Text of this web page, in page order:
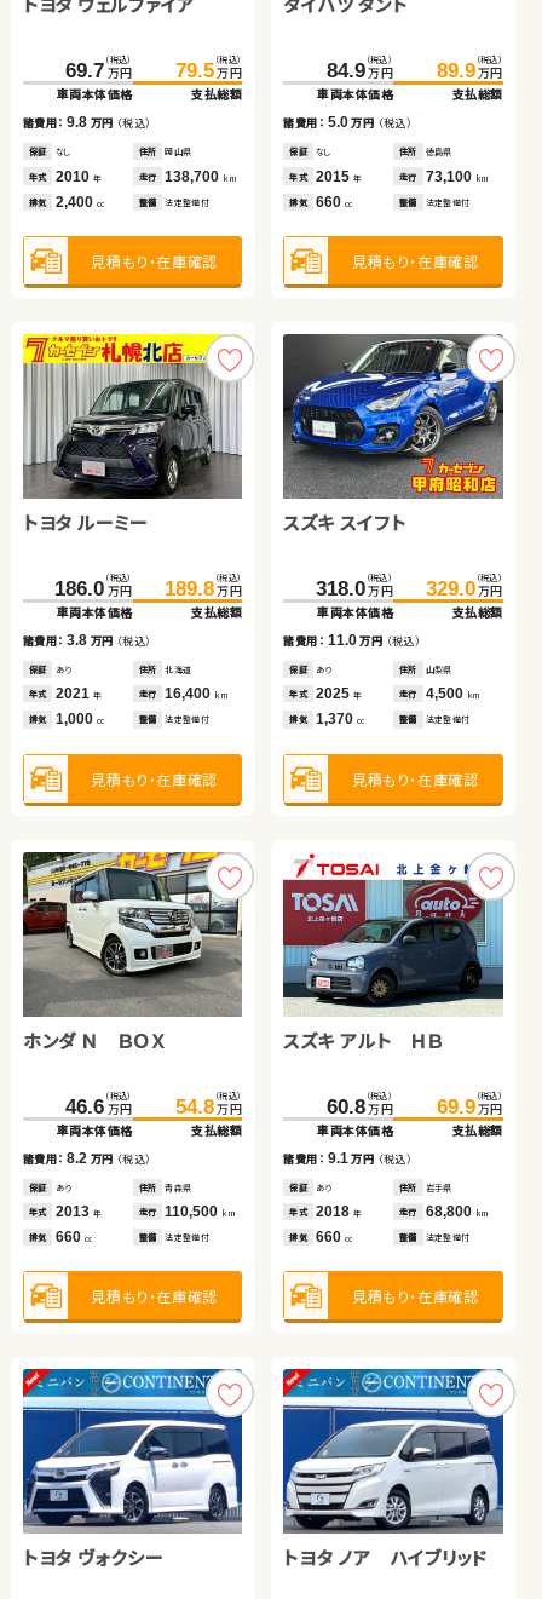
69.7 （税込）
万円
車両本体価格
79.5 （税込）
万円
支払総額
諸費用：9.8 万円 （税込）
保証 なし 住所 岡山県
年式 2010 年 走行 138,700 km
排気 2,400 cc 整備 法定整備付
見積もり・在庫確認
84.9 （税込）
万円
車両本体価格
89.9 （税込）
万円
支払総額
諸費用： 5.0万円 （税込）
保証 なし 住所 徳島県
年式 2015年 走行 73,100 km
排気 660cc 整備 法定整備付
見積もり・在庫確認
トヨタ ルーミー
186.0 （税込）
万円
車両本体価格
189.8 （税込）
万円
支払総額
諸費用：3.8 万円 （税込）
保証 あり 住所 北海道
年式 2021 年 走行 16,400 km
排気 1,000 cc 整備 法定整備付
見積もり・在庫確認
スズキ スイフト
318.0 （税込）
万円
車両本体価格
329.0 （税込）
万円
支払総額
諸費用： 11.0万円 （税込）
保証 あり 住所 山梨県
年式 2025年 走行 4,500 km
排気 1,370cc 整備 法定整備付
見積もり・在庫確認
ホンダ Ｎ ＢＯＸ
46.6 （税込）
万円
車両本体価格
54.8 （税込）
万円
支払総額
諸費用：8.2 万円 （税込）
保証 あり 住所 青森県
年式 2013 年 走行 110,500 km
排気 660 cc 整備 法定整備付
見積もり・在庫確認
スズキ アルト ＨＢ
60.8 （税込）
万円
車両本体価格
69.9 （税込）
万円
支払総額
諸費用： 9.1 万円 （税込）
保証 あり 住所 岩手県
年式 2018年 走行 68,800 km
排気 660cc 整備 法定整備付
見積もり・在庫確認
トヨタ ヴォクシー トヨタ ノア ハイブリッド
ホンダ フリード ハイブリ
219.0
車両本体価格
229.8（税込）
万円
支払総額
諸費用：10.8万円（税込）
保証 なし 住所 愛知県
年式 2018年 走行 24,400km
見積もり・在庫確認
ダイハツ タント
62.7万円
車両本体価格
諸費用：4.8 万円 （税込）
保証 なし 住所 岡山県
排気 660 整備 法定整備付
トヨタ プリウス
72.7
車両本体価格
82.2 万円
支払総額
諸費用： 万円（税込）
保証 なし 住所 岡山県
年式 2014年 走行 78,900km
見積もり・在庫確認
スズキ ジムニーシエラ
216.3
車両本体価格
229.5万円
支払総額
諸費用： 万円（税込）
保証 あり 住所 岩手県
年式 2020年 走行 36,400km
見積もり・在庫確認
トヨタ アクア
69.6
車両本体価格
80.4（税込）
万円
支払総額
諸費用：10.8万円（税込）
保証 あり 住所 青森県
年式 2015年 走行 123,100km
見積もり・在庫確認
トヨタ ヴェルファイア
242.7
車両本体価格
255.7 万円
支払総額
諸費用：13.0万円（税込）
保証 あり 住所 埼玉県
年式 2016年 走行 74,800km
見積もり・在庫確認
ホンダ フィット
78.5 （税込）
万円
車両本体価格
90.4 （税込）
万円
支払総額
諸費用：11.9万円（税込）
保証 あり 住所 青森県
年式 2013 年 走行 52,500km
排気 1,300 cc 整備 法定整備付
見積もり・在庫確認
77.8 （税込）
万円
車両本体価格
87.4 （税込）
万円
支払総額
諸費用： 9.6万円 （税込）
保証 あり 住所 秋田県
年式 2016年 走行 52,800 km
排気 1,300 整備 法定整備付
見積もり・在庫確認
スズキ スイフト
143.9 （税込）
万円
車両本体価格
154.8 （税込）
万円
支払総額
諸費用：10.9万円（税込）
保証 あり 住所 秋田県
年式 2018 年 走行 39,000 km
排気 1,200 cc 整備 法定整備付
見積もり・在庫確認
トヨタ アルファード ハイ
674.2 （税込）
万円
車両本体価格
689.4 （税込）
万円
支払総額
諸費用： 15.2万円 （税込）
保証 あり 住所 岩手県
年式 2025年 走行 12,600km
排気 2,500cc 整備 法定整備付
見積もり・在庫確認
トヨタ アクア
145.0 （税込）
万円
車両本体価格
154.8 （税込）
万円
支払総額
諸費用：9.8 万円 （税込）
保証 あり 住所 岡山県
年式 2019 年 走行 30,000km
排気 1,500 整備 法定整備付
見積もり・在庫確認
スズキ ワゴンＲ スティン
60.1 （税込）
万円
車両本体価格
68.2 （税込）
万円
支払総額
諸費用： 8.1万円 （税込）
保証 なし 住所 埼玉県
年式 2019年 走行 150,000km
排気 660cc 整備 なし
見積もり・在庫確認
日産 セレナ